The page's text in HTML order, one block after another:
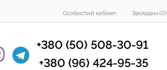
Особистий кабінет Закладки (0)
+380 (50) 508-30-91
+380 (96) 424-95-35